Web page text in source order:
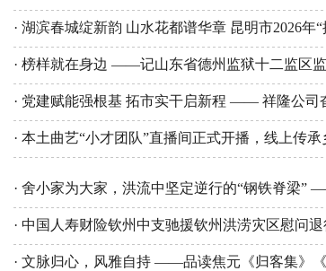
· 湖滨春城绽新韵 山水花都谱华章 昆明市2026年
· 榜样就在身边 ——记山东省德州监狱十二监区
· 党建赋能强根基 拓市实干启新程 —— 祥隆公司
· 本土曲艺“小才团队”直播间正式开播，线上传
· 舍小家为大家，洪流中坚定逆行的“钢铁脊梁”
· 中国人寿财险钦州中支驰援钦州洪涝灾区慰问
· 文脉归心，风雅自持 ——品读焦元《归客集》《